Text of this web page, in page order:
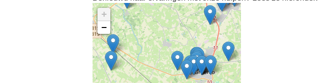
Ontdek meer ervaringen
Schoonmaakster bij
jou in de buurt
+
−